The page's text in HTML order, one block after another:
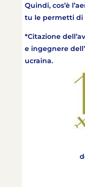
Quindi, cos’è
tu le permetti di
*Citazione
e ingegnere
ucraina.